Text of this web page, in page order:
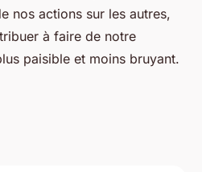
nos actions sur les autres,
à faire de notre
paisible et moins bruyant.